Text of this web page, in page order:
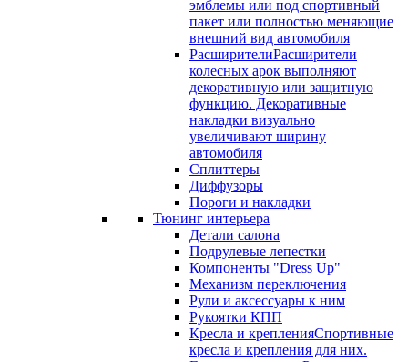
эмблемы или под спортивный
пакет или полностью меняющие
внешний вид автомобиля
РасширителиРасширители
колесных арок выполняют
декоративную или защитную
функцию. Декоративные
накладки визуально
увеличивают ширину
автомобиля
Сплиттеры
Диффузоры
Пороги и накладки
Тюнинг интерьера
Детали салона
Подрулевые лепестки
Компоненты "Dress Up"
Механизм переключения
Рули и аксессуары к ним
Рукоятки КПП
Кресла и крепленияСпортивные
кресла и крепления для них.